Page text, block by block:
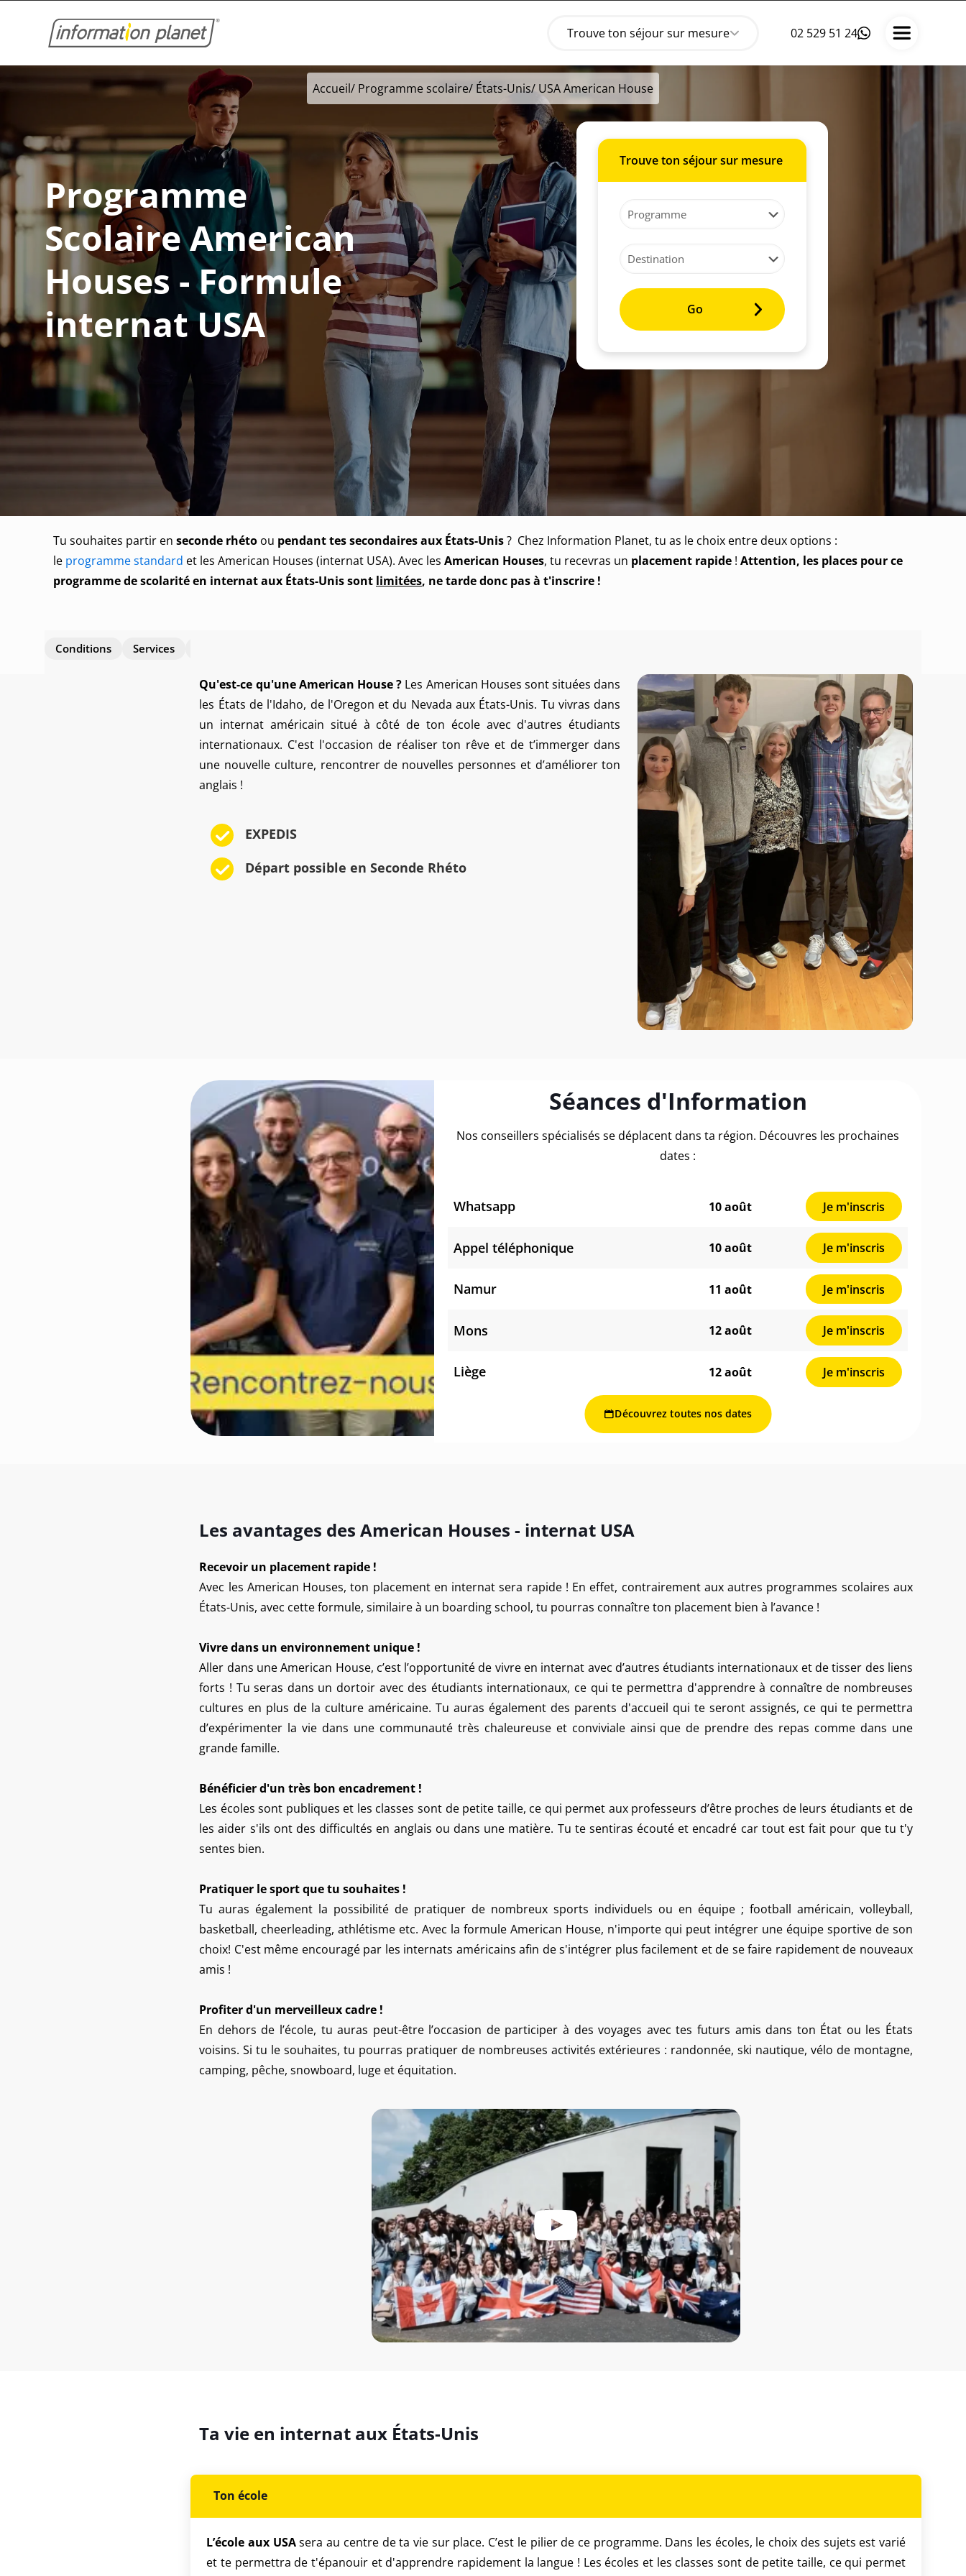
Trouve ton séjour sur mesure 02 529 51 24
Accueil/ Programme scolaire/ États-Unis/ USA American House
Programme
ScolaireAmerican
Houses - Formule
internat USA
Trouve ton séjour sur mesure
Go
Tu souhaites partir en seconde rhéto ou pendant tes secondaires aux États-Unis? Chez Information Planet, tu as le choix entre deux options :
le programme standard et les American Houses (internat USA). Avec les American Houses, tu recevras un placement rapide ! Attention, les places pour ce
programme de scolarité en internat aux États-Unis sont limitées, ne tarde donc pas à t'inscrire !
Conditions Services
Qu'est-ce qu'une American House ? Les American Houses sont situées dans
les États de l'Idaho, de l'Oregon et du Nevada aux États-Unis. Tu vivras dans
un internat américain situé à côté de ton école avec d'autres étudiants
internationaux. C'est l'occasion de réaliser ton rêve et de t’immerger dans
une nouvelle culture, rencontrer de nouvelles personnes et d’améliorer ton
anglais !
EXPEDIS
Départ possible en Seconde Rhéto
Séances d'Information
Nos conseillers spécialisés se déplacent dans ta région. Découvres les prochaines
dates :
Whatsapp 10 août Je m'inscris
Appel téléphonique 10 août Je m'inscris
Namur 11 août Je m'inscris
Mons 12 août Je m'inscris
Liège 12 août Je m'inscris
Découvrez toutes nos dates
Les avantages des American Houses - internat USA
Recevoir un placement rapide !
Avec les American Houses, ton placement en internat sera rapide ! En effet, contrairement aux autres programmes scolaires aux
États-Unis, avec cette formule, similaire à un boarding school, tu pourras connaître ton placement bien à l’avance !
Vivre dans un environnement unique !
Aller dans une American House, c’est l’opportunité de vivre en internat avec d’autres étudiants internationaux et de tisser des liens
forts ! Tu seras dans un dortoir avec des étudiants internationaux, ce qui te permettra d'apprendre à connaître de nombreuses
cultures en plus de la culture américaine. Tu auras également des parents d'accueil qui te seront assignés, ce qui te permettra
d’expérimenter la vie dans une communauté très chaleureuse et conviviale ainsi que de prendre des repas comme dans une
grande famille.
Bénéficier d'un très bon encadrement !
Les écoles sont publiques et les classes sont de petite taille, ce qui permet aux professeurs d’être proches de leurs étudiants et de
les aider s'ils ont des difficultés en anglais ou dans une matière. Tu te sentiras écouté et encadré car tout est fait pour que tu t'y
sentes bien.
Pratiquer le sport que tu souhaites !
Tu auras également la possibilité de pratiquer de nombreux sports individuels ou en équipe ; football américain, volleyball,
basketball, cheerleading, athlétisme etc. Avec la formule American House, n'importe qui peut intégrer une équipe sportive de son
choix! C'est même encouragé par les internats américains afin de s'intégrer plus facilement et de se faire rapidement de nouveaux
amis !
Profiter d'un merveilleux cadre !
En dehors de l’école, tu auras peut-être l’occasion de participer à des voyages avec tes futurs amis dans ton État ou les États
voisins. Si tu le souhaites, tu pourras pratiquer de nombreuses activités extérieures : randonnée, ski nautique, vélo de montagne,
camping, pêche, snowboard, luge et équitation.
Ta vie en internat aux États-Unis
Ton école
L’école aux USAsera au centre de ta vie sur place. C’est le pilier de ce programme. Dans les écoles, le choix des sujets est varié
et te permettra de t'épanouir et d'apprendre rapidement la langue ! Les écoles et les classes sont de petite taille, ce qui permet